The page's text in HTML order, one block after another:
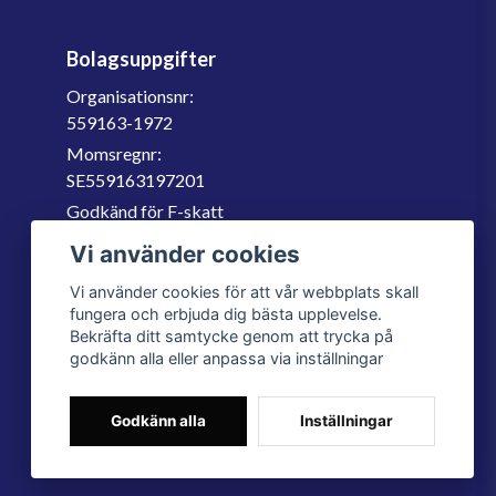
Bolagsuppgifter
Organisationsnr:
559163-1972
Momsregnr:
SE559163197201
Godkänd för F-skatt
060-566 800
Vi använder cookies
Vi använder cookies för att vår webbplats skall
fungera och erbjuda dig bästa upplevelse.
Bekräfta ditt samtycke genom att trycka på
godkänn alla eller anpassa via inställningar
Godkänn alla Inställningar